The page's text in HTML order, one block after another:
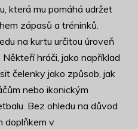
která mu pomáhá udržet
zápasů a tréninků.
na kurtu určitou úroveň
hráči, jako například
čelenky jako způsob, jak
nebo ikonickým
Bez ohledu na důvod
doplňkem v